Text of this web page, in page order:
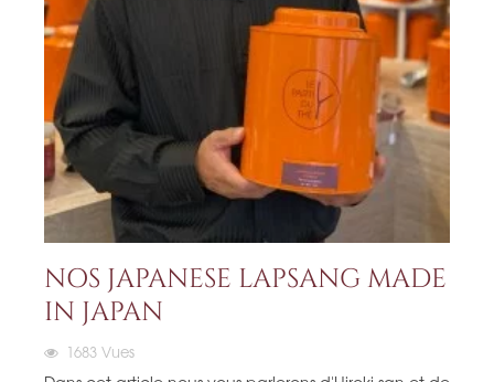
NOS JAPANESE LAPSANG MADE
IN JAPAN
1683 Vues